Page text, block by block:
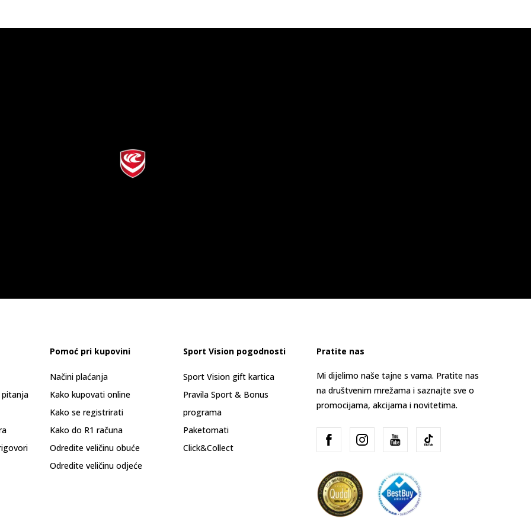
pitanja
Pomoć pri kupovini
Načini plaćanja
Kako kupovati online
Kako se registrirati
Kako do R1 računa
Odredite veličinu obuće
Odredite veličinu odjeće
Sport Vision pogodnosti
Sport Vision gift kartica
Pravila Sport & Bonus
programa
Paketomati
Click&Collect
Pratite nas
Mi dijelimo naše tajne s vama. Pratite nas
na društvenim mrežama i saznajte sve o
promocijama, akcijama i novitetima.